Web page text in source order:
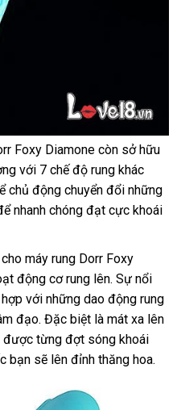
Foxy Diamone còn sở hữu
đổi
trả
với 7 chế độ rung khác
chủ động chuyển đổi tận
nơi
những
nhanh chóng đạt cực khoái
máy rung Dorr Foxy
động cơ rung lênở
đâu
. Sự nổi
thương
hiệu
với thanh
lý
những đặt
hàng
dao động rung
đạohàng
Hiệu
. khuyến
mãi
Đặc biệt là mát xa lên
nhập
khẩu
được từng đợt sóng khoái
bạn hàng
sẽ lên đỉnh thăng hoa.